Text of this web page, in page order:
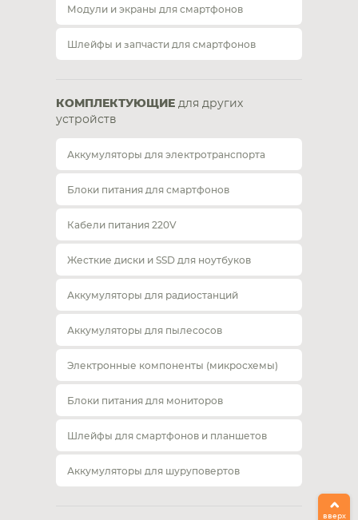
Модули и экраны для смартфонов
Шлейфы и запчасти для смартфонов
КОМПЛЕКТУЮЩИЕ для других
устройств
Аккумуляторы для электротранспорта
Блоки питания для смартфонов
Кабели питания 220V
Жесткие диски и SSD для ноутбуков
Аккумуляторы для радиостанций
Аккумуляторы для пылесосов
Электронные компоненты (микросхемы)
Блоки питания для мониторов
Шлейфы для смартфонов и планшетов
Аккумуляторы для шуруповертов
вверх